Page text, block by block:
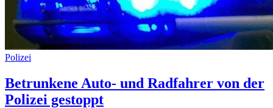
Polizei
Betrunkene Auto- und Radfahrer von der
Polizei gestoppt